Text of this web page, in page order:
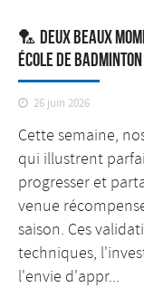
🏸 Deux beaux
École de
26 juin 2026
Cette semaine,
qui illustrent
progresser et
venue
saison. Ces
techniques,
l'envie d'appr...